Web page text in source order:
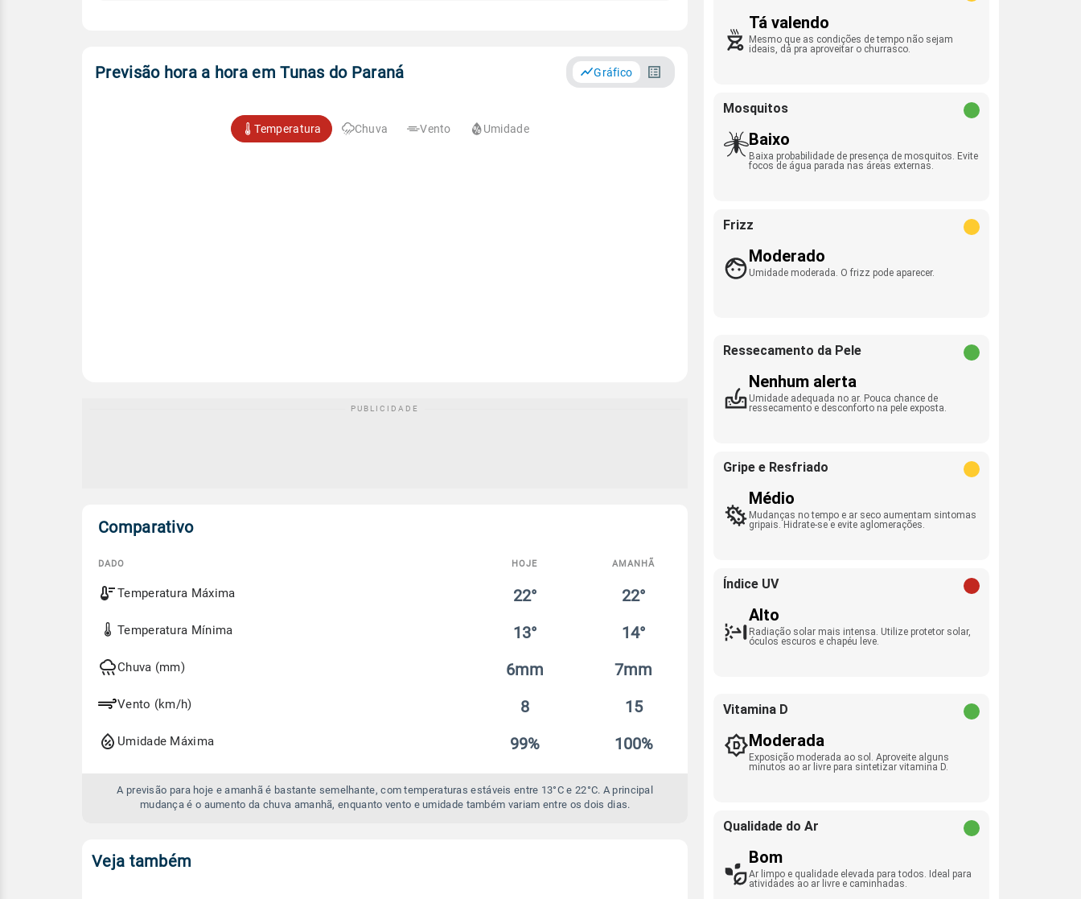
Previsão hora a hora em Tunas do Paraná Gráfico
Temperatura Chuva Vento Umidade
Comparativo
Comparativo
entre
previsão
amanhã
DADO HOJE AMANHÃ
Temperatura Máxima 22° 22°
Temperatura Mínima 13° 14°
Chuva (mm) 6mm 7mm
Vento (km/h) 8 15
Umidade Máxima 99% 100%
A previsão para hoje e amanhã é bastante semelhante, com temperaturas estáveis entre 13°C e 22°C. A principal
mudança é o aumento da chuva amanhã, enquanto vento e umidade também variam entre os dois dias.
Veja também
Tá valendo
Mesmo que as condições de tempo não sejam
ideais, dá pra aproveitar o churrasco.
Mosquitos
Baixo
Baixa probabilidade de presença de mosquitos. Evite
focos de água parada nas áreas externas.
Frizz
Moderado
Umidade moderada. O frizz pode aparecer.
Ressecamento da Pele
Nenhum alerta
Umidade adequada no ar. Pouca chance de
ressecamento e desconforto na pele exposta.
Gripe e Resfriado
Médio
Mudanças no tempo e ar seco aumentam sintomas
gripais. Hidrate-se e evite aglomerações.
Índice UV
Alto
Radiação solar mais intensa. Utilize protetor solar,
óculos escuros e chapéu leve.
Vitamina D
Moderada
Exposição moderada ao sol. Aproveite alguns
minutos ao ar livre para sintetizar vitamina D.
Qualidade do Ar
Bom
Ar limpo e qualidade elevada para todos. Ideal para
atividades ao ar livre e caminhadas.